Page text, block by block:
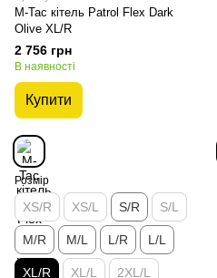
M-Tac кітель Patrol Flex Dark
Olive XL/R
2 756 грн
В наявності
Купити
Розмір
XS/R XS/L S/R S/L
M/R M/L L/R L/L
XL/R XL/L 2XL/L